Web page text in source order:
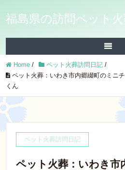
福島県の訪問ペット火
Home / ペット火葬訪問日記 /
ペット火葬：いわき市内郷綴町のミニ
くん
ペット火葬訪問日記
ペット火葬：いわき市